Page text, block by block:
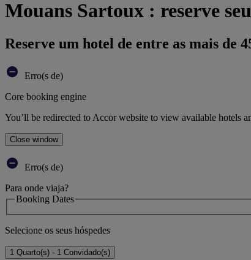
Mouans Sartoux : reserve
Reserve um hotel de entre as mais de
Erro(s de)
Core booking engine
You’ll be redirected to Accor website to view available hotels
Close window
Erro(s de)
Para onde viaja?
Booking Dates
Selecione os seus hóspedes
1 Quarto(s) - 1 Convidado(s)